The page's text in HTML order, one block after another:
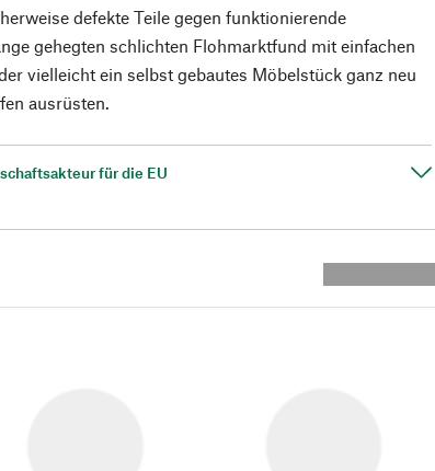
defekte Teile gegen funktionierende
gehegten schlichten Flohmarktfund mit einfachen
vielleicht ein selbst gebautes Möbelstück ganz neu
ausrüsten.
für die EU